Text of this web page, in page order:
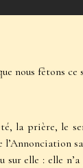
nous fêtons ce
la prière, le
elle : elle